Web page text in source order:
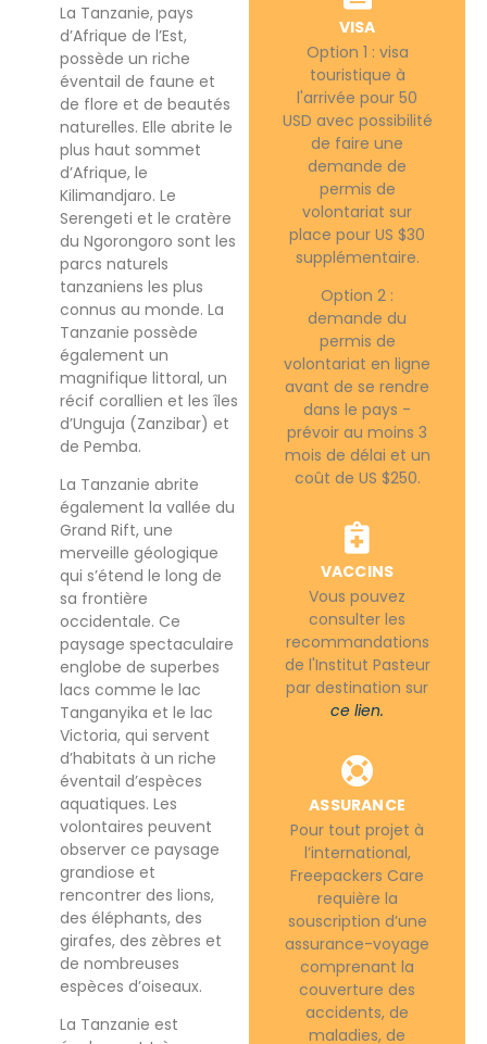
La Tanzanie, pays
d’Afrique de l’Est,
possède un riche
éventail de faune et
de flore et de beautés
naturelles. Elle abrite le
plus haut sommet
d’Afrique, le
Kilimandjaro. Le
Serengeti et le cratère
du Ngorongoro sont les
parcs naturels
tanzaniens les plus
connus au monde. La
Tanzanie possède
également un
magnifique littoral, un
récif corallien et les îles
d’Unguja (Zanzibar) et
de Pemba.
La Tanzanie abrite
également la vallée du
Grand Rift, une
merveille géologique
qui s’étend le long de
sa frontière
occidentale. Ce
paysage spectaculaire
englobe de superbes
lacs comme le lac
Tanganyika et le lac
Victoria, qui servent
d’habitats à un riche
éventail d’espèces
aquatiques. Les
volontaires peuvent
observer ce paysage
grandiose et
rencontrer des lions,
des éléphants, des
girafes, des zèbres et
de nombreuses
espèces d’oiseaux.
La Tanzanie est
VISA
Option 1 : visa
touristique à
l'arrivée pour 50
USD avec possibilité
de faire une
demande de
permis de
volontariat sur
place pour US $30
supplémentaire.
Option 2 :
demande du
permis de
volontariat en ligne
avant de se rendre
dans le pays -
prévoir au moins 3
mois de délai et un
coût de US $250.
VACCINS
Vous pouvez
consulter les
recommandations
de l'Institut Pasteur
par destination sur
ce lien.
ASSURANCE
Pour tout projet à
l’international,
Freepackers Care
requière la
souscription d’une
assurance-voyage
comprenant la
couverture des
accidents, de
maladies, de